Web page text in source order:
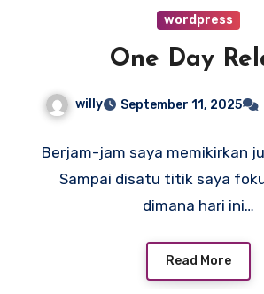
wordpress
One Day
willy September 11, 2025
Berjam-jam saya memikirkan
Sampai disatu titik saya
dimana hari ini…
Read More